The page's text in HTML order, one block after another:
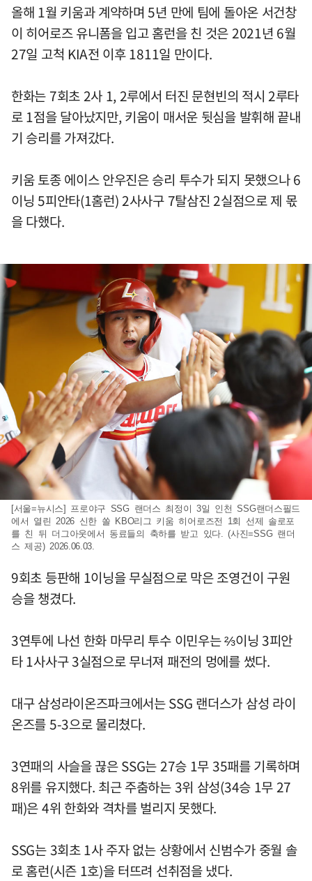
올해 1월 키움과 계약하며 5년 만에 팀에 돌아온 서건창
이 히어로즈 유니폼을 입고 홈런을 친 것은 2021년 6월
27일 고척 KIA전 이후 1811일 만이다.
한화는 7회초 2사 1, 2루에서 터진 문현빈의 적시 2루타
로 1점을 달아났지만, 키움이 매서운 뒷심을 발휘해 끝내
기 승리를 가져갔다.
키움 토종 에이스 안우진은 승리 투수가 되지 못했으나 6
이닝 5피안타(1홈런) 2사사구 7탈삼진 2실점으로 제 몫
을 다했다.
[서울=뉴시스] 프로야구 SSG 랜더스 최정이 3일 인천 SSG랜더스필드
에서 열린 2026 신한 쏠 KBO리그 키움 히어로즈전 1회 선제 솔로포
를 친 뒤 더그아웃에서 동료들의 축하를 받고 있다. (사진=SSG 랜더
스 제공) 2026.06.03.
9회초 등판해 1이닝을 무실점으로 막은 조영건이 구원
승을 챙겼다.
3연투에 나선 한화 마무리 투수 이민우는 ⅔이닝 3피안
타 1사사구 3실점으로 무너져 패전의 멍에를 썼다.
대구 삼성라이온즈파크에서는 SSG 랜더스가 삼성 라이
온즈를 5-3으로 물리쳤다.
3연패의 사슬을 끊은 SSG는 27승 1무 35패를 기록하며
8위를 유지했다. 최근 주춤하는 3위 삼성(34승 1무 27
패)은 4위 한화와 격차를 벌리지 못했다.
SSG는 3회초 1사 주자 없는 상황에서 신범수가 중월 솔
로 홈런(시즌 1호)을 터뜨려 선취점을 냈다.